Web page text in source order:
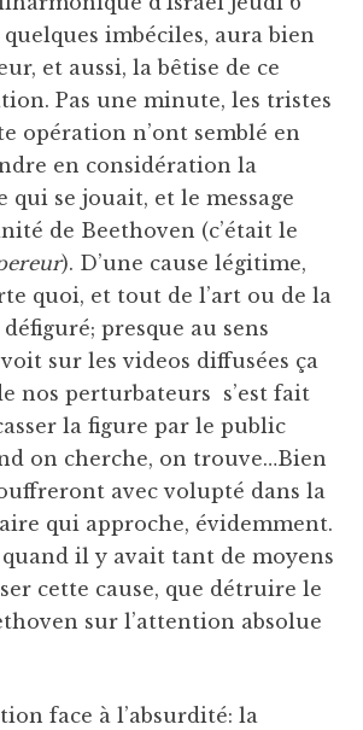
imbéciles, aura bien
et aussi, la bêtise de ce
Pas une minute, les tristes
opération n’ont semblé en
en considération la
qui se jouait, et le message
de Beethoven (c’était le
). D’une cause légitime,
quoi, et tout de l’art ou de la
presque au sens
sur les videos diffusées ça
nos perturbateurs s’est fait
la figure par le public
on cherche, on trouve…Bien
avec volupté dans la
qui approche, évidemment.
il y avait tant de moyens
cette cause, que détruire le
sur l’attention absolue
face à l’absurdité: la